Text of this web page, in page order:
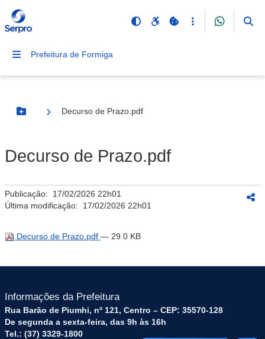
Prefeitura de Formiga
Botão Menu
Decurso de Prazo.pdf
Decurso de Prazo.pdf
Publicação: 17/02/2026 22h01
Última modificação: 17/02/2026 22h01
Decurso de Prazo.pdf — 29.0 KB
Informações da Prefeitura
Rua Barão de Piumhi, nº 121, Centro – CEP: 35570-128
De segunda a sexta-feira, das 9h às 16h
Tel.: (37) 3329-1800